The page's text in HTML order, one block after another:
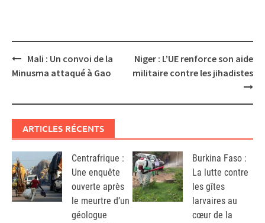
Post
navigation
Mali : Un convoi de la
Minusma attaqué à Gao
Niger : L’UE renforce son aide
militaire contre les jihadistes
ARTICLES RÉCENTS
Centrafrique :
Une enquête
ouverte après
le meurtre d’un
géologue
Burkina Faso :
La lutte contre
les gîtes
larvaires au
cœur de la